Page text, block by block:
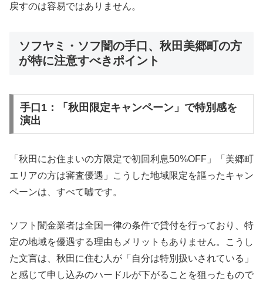
戻すのは容易ではありません。
ソフヤミ・ソフ闇の手口、秋田美郷町の方
が特に注意すべきポイント
手口1：「秋田限定キャンペーン」で特別感を
演出
「秋田にお住まいの方限定で初回利息50%OFF」「美郷町
エリアの方は審査優遇」こうした地域限定を謳ったキャン
ペーンは、すべて嘘です。
ソフト闇金業者は全国一律の条件で貸付を行っており、特
定の地域を優遇する理由もメリットもありません。こうし
た文言は、秋田に住む人が「自分は特別扱いされている」
と感じて申し込みのハードルが下がることを狙ったもので